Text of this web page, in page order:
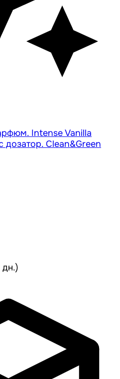
Intense Vanilla
Clean&Green
дн.)